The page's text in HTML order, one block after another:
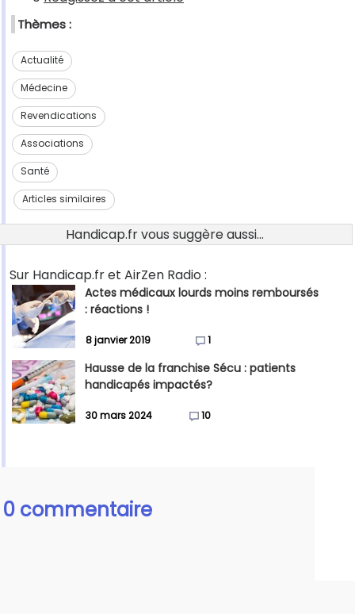
Thèmes :
Actualité
Médecine
Revendications
Associations
Santé
Articles similaires
Handicap.fr vous suggère aussi...
Sur Handicap.fr et AirZen Radio :
Actes médicaux lourds moins remboursés
: réactions !
8 janvier 2019 1
Hausse de la franchise Sécu : patients
handicapés impactés?
30 mars 2024 10
0 commentaire